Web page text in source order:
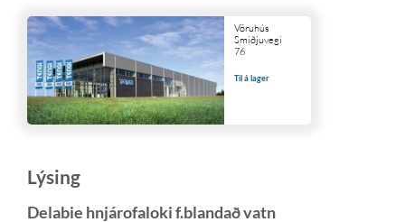
Vöruhús
Smiðjuvegi
76
Til á lager
Lýsing
Delabie hnjárofaloki f.blandað vatn